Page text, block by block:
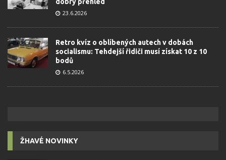
23.6.2026
Retro kvíz o oblíbených autech v dobách
socialismu: Tehdejší řidiči musí získat 10 z 10
bodů
6.5.2026
ŽHAVÉ NOVINKY